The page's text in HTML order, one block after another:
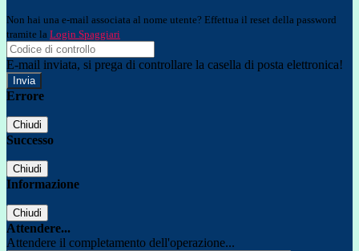
Non hai una e-mail associata al nome utente? Effettua il reset della password
tramite la Login Spaggiari
E-mail inviata, si prega di controllare la casella di posta elettronica!
Errore
Chiudi
Successo
Chiudi
Informazione
Chiudi
Attendere...
Attendere il completamento dell'operazione...